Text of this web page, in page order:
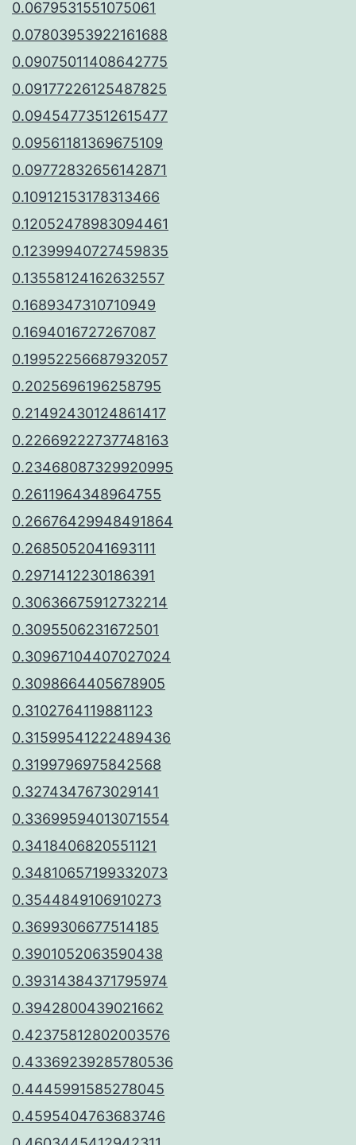
0.0679531551075061
0.07803953922161688
0.09075011408642775
0.09177226125487825
0.09454773512615477
0.09561181369675109
0.09772832656142871
0.10912153178313466
0.12052478983094461
0.12399940727459835
0.13558124162632557
0.1689347310710949
0.1694016727267087
0.19952256687932057
0.2025696196258795
0.21492430124861417
0.22669222737748163
0.23468087329920995
0.2611964348964755
0.26676429948491864
0.2685052041693111
0.2971412230186391
0.30636675912732214
0.3095506231672501
0.30967104407027024
0.3098664405678905
0.3102764119881123
0.31599541222489436
0.3199796975842568
0.3274347673029141
0.33699594013071554
0.3418406820551121
0.34810657199332073
0.3544849106910273
0.3699306677514185
0.3901052063590438
0.39314384371795974
0.3942800439021662
0.42375812802003576
0.43369239285780536
0.4445991585278045
0.4595404763683746